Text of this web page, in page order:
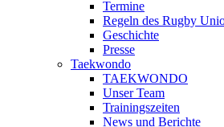
Termine
Regeln des Rugby
Geschichte
Presse
Taekwondo
TAEKWONDO
Unser Team
Trainingszeiten
News und Berichte